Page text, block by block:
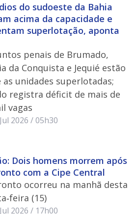
do sudoeste da Bahia
acima da capacidade e
superlotação, aponta
penais de Brumado,
da Conquista e Jequié estão
as unidades superlotadas;
registra déficit de mais de
vagas
2026 / 05h30
Dois homens morrem após
com a Cipe Central
ocorreu na manhã desta
(15)
2026 / 17h00